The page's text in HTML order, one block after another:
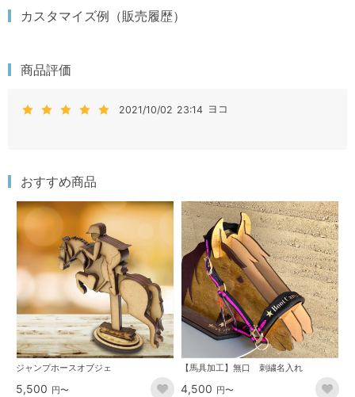
カスタマイズ例（販売履歴）
商品評価
2021/10/02 23:14 ヨコ
おすすめ商品
ジャンプホースオブジェ
5,500 円〜
【馬具加工】無口 刺繍名入れ
4,500 円〜